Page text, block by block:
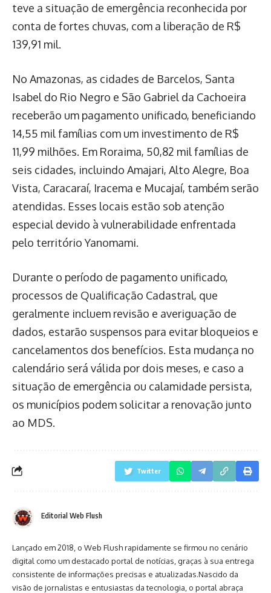
teve a situação de emergência reconhecida por
conta de fortes chuvas, com a liberação de R$
139,91 mil.
No Amazonas, as cidades de Barcelos, Santa
Isabel do Rio Negro e São Gabriel da Cachoeira
receberão um pagamento unificado, beneficiando
14,55 mil famílias com um investimento de R$
11,99 milhões. Em Roraima, 50,82 mil famílias de
seis cidades, incluindo Amajari, Alto Alegre, Boa
Vista, Caracaraí, Iracema e Mucajaí, também serão
atendidas. Esses locais estão sob atenção
especial devido à vulnerabilidade enfrentada
pelo território Yanomami.
Durante o período de pagamento unificado,
processos de Qualificação Cadastral, que
geralmente incluem revisão e averiguação de
dados, estarão suspensos para evitar bloqueios e
cancelamentos dos benefícios. Esta mudança no
calendário será válida por dois meses, e caso a
situação de emergência ou calamidade persista,
os municípios podem solicitar a renovação junto
ao MDS.
Twitter
Editorial Web Flush
Lançado em 2018, o Web Flush rapidamente se firmou no cenário
digital como um destacado portal de notícias, graças à sua entrega
consistente de informações precisas e atualizadas.Nascido da
visão de jornalistas e entusiastas da tecnologia, o portal abraça